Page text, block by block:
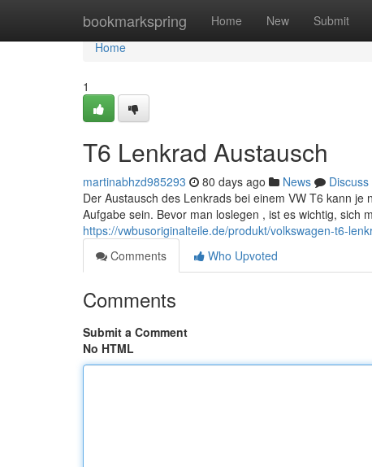
bookmarkspring Home New Submit
Home
Home
1
T6 Lenkrad Austausch
martinabhzd985293 80 days ago News
Discuss
Der Austausch des Lenkrads bei einem VW T6 kann
Aufgabe sein. Bevor man loslegen , ist es wichtig, sich
https://vwbusoriginalteile.de/produkt/volkswagen-t6-
Comments
Who Upvoted
Comments
Submit a Comment
No HTML